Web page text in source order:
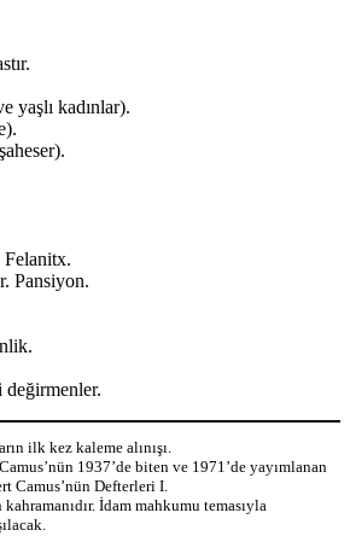
yaşlı kadınlar).
Felanitx.
Pansiyon.
ilk kez kaleme alınışı.
1937’de biten ve 1971’de yayımlanan
Camus’nün Defterleri I.
İdam mahkumu temasıyla